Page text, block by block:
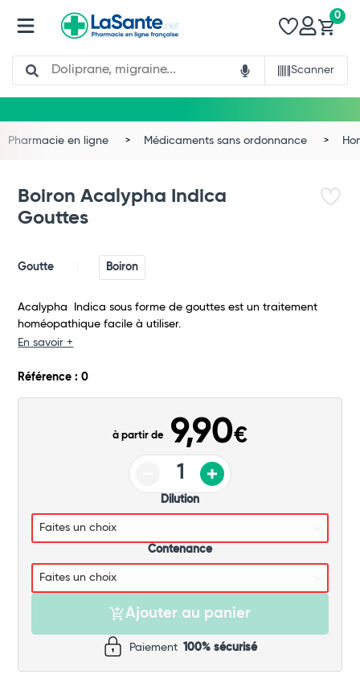
Search
Scanner
0
Total
Pharmacie en ligne Médicaments sans ordonnance
Boiron Acalypha Indica
Gouttes
Goutte Boiron
Acalypha Indica sous forme de gouttes est un traitement
homéopathique facile à utiliser.
En savoir +
Référence : 0
à partir de 9,90€
Dilution
Contenance
Ajouter au panier
Paiement 100% sécurisé